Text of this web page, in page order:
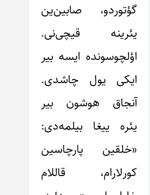
گؤتوردو، صابین‌ین
یئرینه قیچی‌نی.
اؤلچوسونده ایسه بیر
ایکی یول چاشدی.
آنجاق هوشون بیر
یئره ییغا بیلمه‌دی:
«خلقین پارچاسین
کورلارام، قاللام